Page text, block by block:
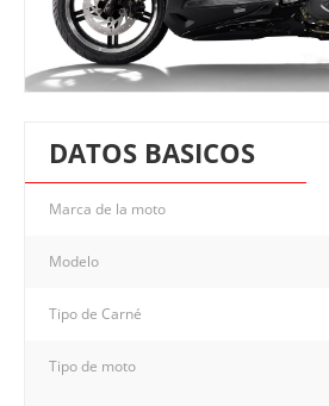
DATOS BASICOS
Marca de la moto
Modelo
Tipo de Carné
Tipo de moto